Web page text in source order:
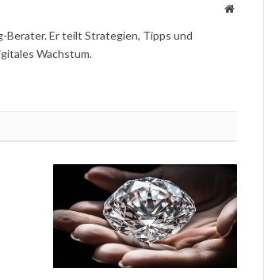
Website
Berater. Er teilt Strategien, Tipps und
Wachstum.